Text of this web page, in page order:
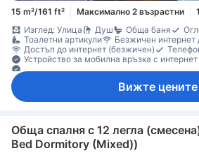
15 m²/161 ft² Максимално 2 възрастни
Изглед: Улица
Душ Обща баня
Тоалетни артикули
Безжичен интернет
Достъп до интернет (безжичен)
Устройство за мобилна връзка с интернет
Вижте цените
Обща спалня с 12 легла
Bed Dormitory (Mixed))